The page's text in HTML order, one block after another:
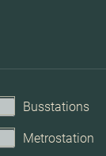
Busstations
Metrostation